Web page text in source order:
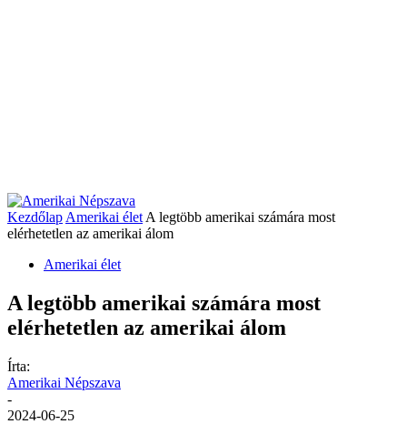
Kezdőlap Amerikai élet A legtöbb amerikai számára most
elérhetetlen az amerikai álom
Amerikai élet
A legtöbb amerikai számára most
elérhetetlen az amerikai álom
Írta:
Amerikai Népszava
-
2024-06-25